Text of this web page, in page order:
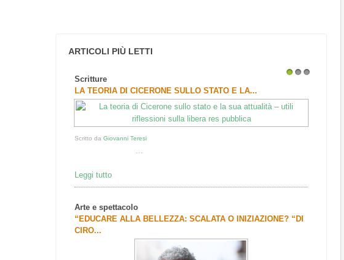
ARTICOLI PIÙ LETTI
Scritture
LA TEORIA DI CICERONE SULLO STATO E LA...
Scritto daGiovanni Teresi
...
Leggi tutto
Arte e spettacolo
“EDUCARE ALLA BELLEZZA: SCALATA O INIZIAZIONE? “DI
CIRO...